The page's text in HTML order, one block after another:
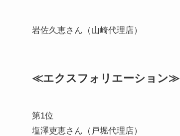
岩佐久恵さん（山崎代理店）
≪エクスフォリエーション≫
第1位
塩澤吏恵さん（戸堀代理店）